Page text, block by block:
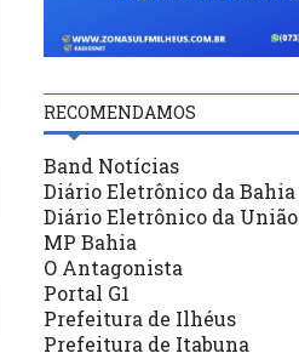
RECOMENDAMOS
Band Notícias
Diário Eletrônico da Bahia
Diário Eletrônico da União
MP Bahia
O Antagonista
Portal G1
Prefeitura de Ilhéus
Prefeitura de Itabuna